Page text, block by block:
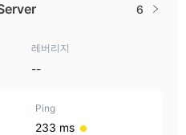
6
레버리지
--
Ping
233 ms